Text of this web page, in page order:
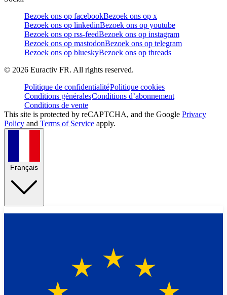
Bezoek ons op facebookBezoek ons op x
Bezoek ons op linkedinBezoek ons op youtube
Bezoek ons op rss-feedBezoek ons op instagram
Bezoek ons op mastodonBezoek ons op telegram
Bezoek ons op blueskyBezoek ons op threads
© 2026 Euractiv FR. All rights reserved.
Politique de confidentialitéPolitique cookies
Conditions généralesConditions d’abonnement
Conditions de vente
This site is protected by reCAPTCHA, and the Google Privacy
Policy and Terms of Service apply.
Français